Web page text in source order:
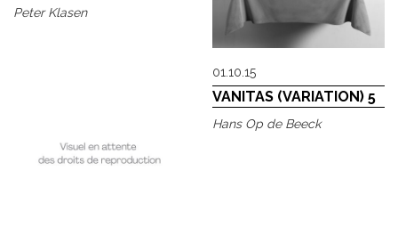
Peter Klasen
01.10.15
VANITAS (VARIATION) 5
Hans Op de Beeck